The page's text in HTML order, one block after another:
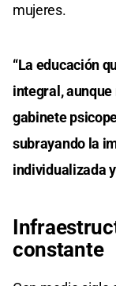
mujeres.
“La educación
integral,
gabinete
subrayando la
individualizada
constante